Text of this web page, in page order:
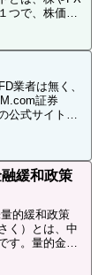
つで、株価や
い、下がり始
業者は無く、
証券
公式サイトは
緩和政策
的緩和政策
く）とは、中
す。量的金融